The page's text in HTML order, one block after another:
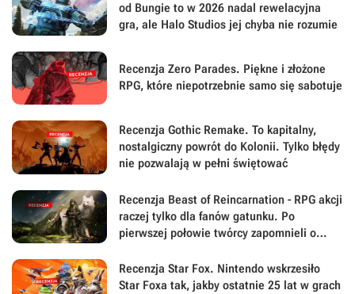
od Bungie to w 2026 nadal rewelacyjna
gra, ale Halo Studios jej chyba nie rozumie
Recenzja Zero Parades. Piękne i złożone
RPG, które niepotrzebnie samo się sabotuje
Recenzja Gothic Remake. To kapitalny,
nostalgiczny powrót do Kolonii. Tylko błędy
nie pozwalają w pełni świętować
Recenzja Beast of Reincarnation - RPG akcji
raczej tylko dla fanów gatunku. Po
pierwszej połowie twórcy zapomnieli o
Recenzja Star Fox. Nintendo wskrzesiło
Star Foxa tak, jakby ostatnie 25 lat w grach